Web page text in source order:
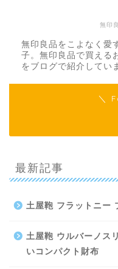
無印
無印良品をこよなく愛
子。無印良品で買える
をブログで紹介してい
＼
最新記事
土屋鞄 フラットニー
土屋鞄 ウルバーノス
いコンパクト財布